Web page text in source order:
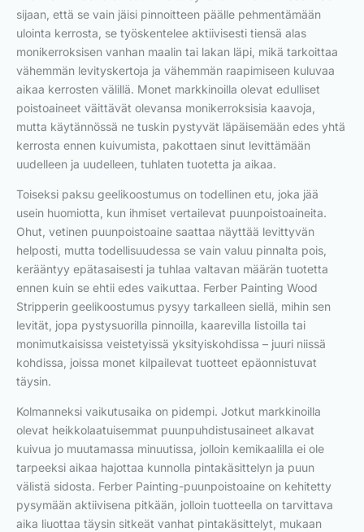
sijaan, että se vain jäisi pinnoitteen päälle pehmentämään
ulointa kerrosta, se työskentelee aktiivisesti tiensä alas
monikerroksisen vanhan maalin tai lakan läpi, mikä tarkoittaa
vähemmän levityskertoja ja vähemmän raapimiseen kuluvaa
aikaa kerrosten välillä. Monet markkinoilla olevat edulliset
poistoaineet väittävät olevansa monikerroksisia kaavoja,
mutta käytännössä ne tuskin pystyvät läpäisemään edes yhtä
kerrosta ennen kuivumista, pakottaen sinut levittämään
uudelleen ja uudelleen, tuhlaten tuotetta ja aikaa.
Toiseksi paksu geelikoostumus on todellinen etu, joka jää
usein huomiotta, kun ihmiset vertailevat puunpoistoaineita.
Ohut, vetinen puunpoistoaine saattaa näyttää levittyvän
helposti, mutta todellisuudessa se vain valuu pinnalta pois,
kerääntyy epätasaisesti ja tuhlaa valtavan määrän tuotetta
ennen kuin se ehtii edes vaikuttaa. Ferber Painting Wood
Stripperin geelikoostumus pysyy tarkalleen siellä, mihin sen
levität, jopa pystysuorilla pinnoilla, kaarevilla listoilla tai
monimutkaisissa veistetyissä yksityiskohdissa – juuri niissä
kohdissa, joissa monet kilpailevat tuotteet epäonnistuvat
täysin.
Kolmanneksi vaikutusaika on pidempi. Jotkut markkinoilla
olevat heikkolaatuisemmat puunpuhdistusaineet alkavat
kuivua jo muutamassa minuutissa, jolloin kemikaalilla ei ole
tarpeeksi aikaa hajottaa kunnolla pintakäsittelyn ja puun
välistä sidosta. Ferber Painting-puunpoistoaine on kehitetty
pysymään aktiivisena pitkään, jolloin tuotteella on tarvittava
aika liuottaa täysin sitkeät vanhat pintakäsittelyt, mukaan